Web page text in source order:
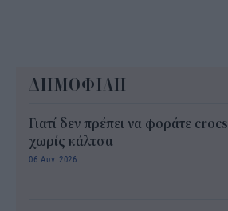
ΔΗΜΟΦΙΛΗ
Γιατί δεν πρέπει να φοράτε crocs
χωρίς κάλτσα
06 Αυγ 2026